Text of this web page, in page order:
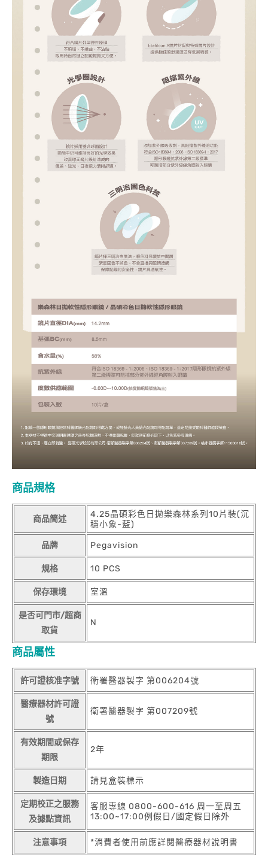
商品規格
商品簡述
4.25晶碩彩色日拋樂森林系列10片裝(沉
穩小象-藍)
品牌 Pegavision
規格 10 PCS
保存環境 室溫
是否可門市/超商
取貨
N
商品屬性
許可證核准字號 衛署醫器製字 第006204號
醫療器材許可證
號
衛署醫器製字 第007209號
有效期間或保存
期限
2年
製造日期 請見盒裝標示
定期校正之服務
及據點資訊
客服專線 0800-600-616 周一至周五
13:00~17:00例假日/國定假日除外
注意事項 *消費者使用前應詳閱醫療器材說明書